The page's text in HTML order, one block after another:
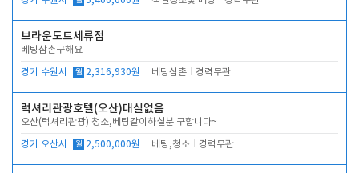
브라운도트세류점
베팅삼촌구해요
경기 수원시 월 2,316,930원 베팅삼촌 경력무관
럭셔리관광호텔(오산)대실없음
오산(럭셔리관광) 청소,베팅같이하실분 구합니다~
경기 오산시 월 2,500,000원 베팅,청소 경력무관